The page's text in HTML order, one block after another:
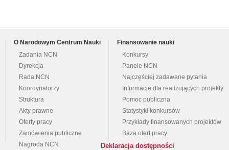
O Narodowym Centrum Nauki
Zadania NCN
Dyrekcja
Rada NCN
Koordynatorzy
Struktura
Akty prawne
Oferty pracy
Zamówienia publiczne
Nagroda NCN
Finansowanie nauki
Konkursy
Panele NCN
Najczęściej zadawane pytania
Informacje dla realizujących projekty
Pomoc publiczna
Statystyki konkursów
Przykłady finansowanych projektów
Baza ofert pracy
Deklaracja dostępności